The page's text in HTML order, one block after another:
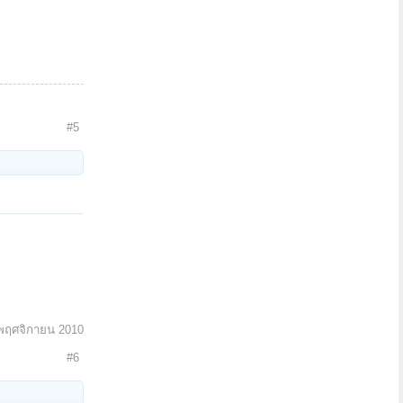
#5
ฤศจิกายน 2010
#6